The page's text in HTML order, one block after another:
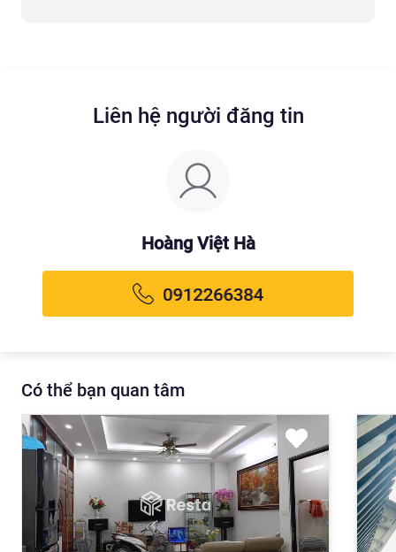
Liên hệ người đăng tin
Hoàng Việt Hà
Có thể bạn quan tâm